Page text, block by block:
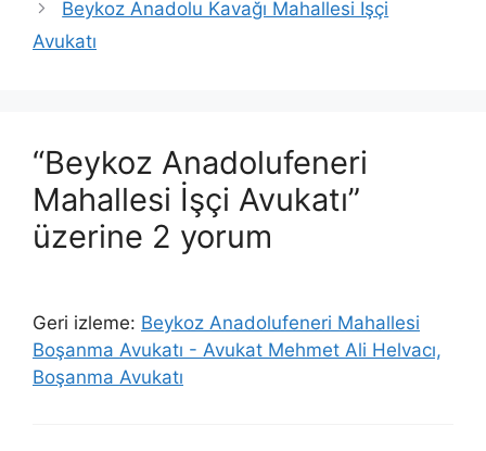
Beykoz Anadolu Kavağı Mahallesi İşçi
Avukatı
“Beykoz Anadolufeneri
Mahallesi İşçi Avukatı”
üzerine 2 yorum
Geri izleme: Beykoz Anadolufeneri Mahallesi
Boşanma Avukatı - Avukat Mehmet Ali Helvacı,
Boşanma Avukatı